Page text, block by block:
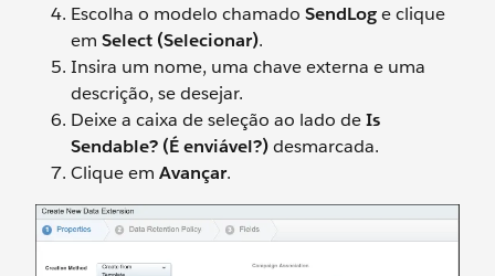
Escolha o modelo chamado SendLoge clique
em Select (Selecionar).
Insira um nome, uma chave externa e uma
descrição, se desejar.
Deixe a caixa de seleção ao lado deIs
Sendable? (É enviável?)desmarcada.
Clique em Avançar.